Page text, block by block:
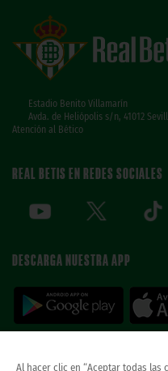
Estadio Benito Villamarín
Avda. de Heliópolis s/n, 41012
Atención al Bético
REAL BETIS EN REDES SOCIALES
DESCARGA NUESTRA APP
Al hacer clic en “Aceptar todas las